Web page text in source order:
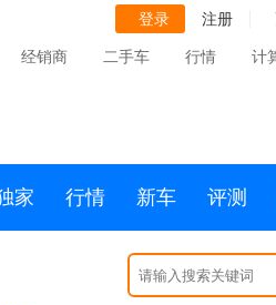
登录 注册
经销商 二手车 行情 计
家 行情 新车 评测